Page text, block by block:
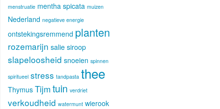
menstruatie mentha spicata muizen
Nederland negatieve energie
ontstekingsremmend planten
rozemarijn salie siroop
slapeloosheid snoeien spinnen
spiritueel stress tandpasta thee
Thymus Tijm tuin verdriet
verkoudheid watermunt wierook